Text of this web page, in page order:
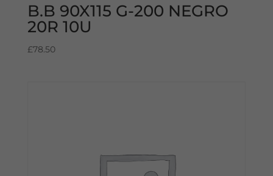
B.B 90X115 G-200 NEGRO
20R 10U
£78.50